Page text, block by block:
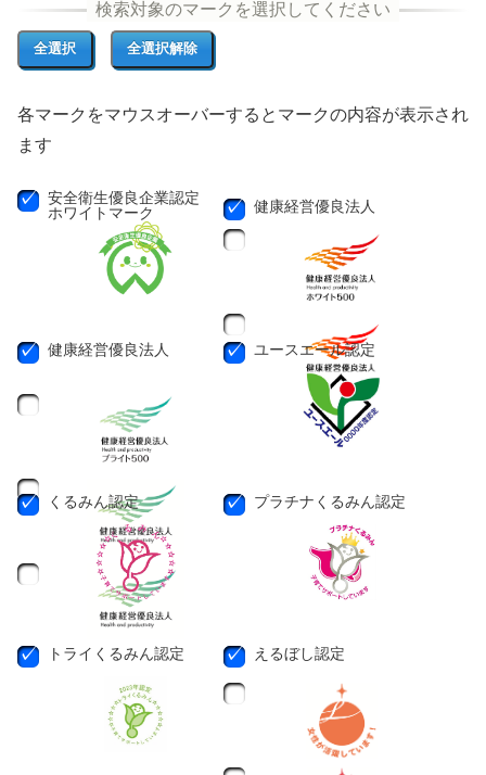
各マークをマウスオーバーするとマークの内容が表示され
ます
安全衛生優良企業認定
ホワイトマーク 健康経営優良法人
健康経営優良法人 ユースエール認定
くるみん認定 プラチナくるみん認定
トライくるみん認定 えるぼし認定